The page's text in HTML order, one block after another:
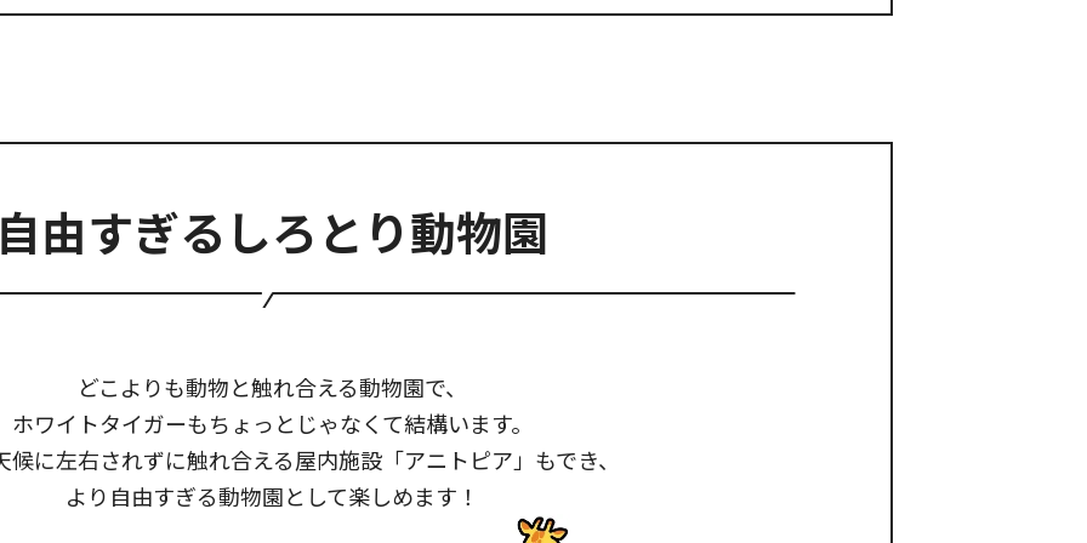
由すぎるしろとり動物園
どこよりも動物と触れ合える動物園で、
ホワイトタイガーもちょっとじゃなくて結構います。
候に左右されずに触れ合える屋内施設「アニトピア」もでき、
より自由すぎる動物園として楽しめます！